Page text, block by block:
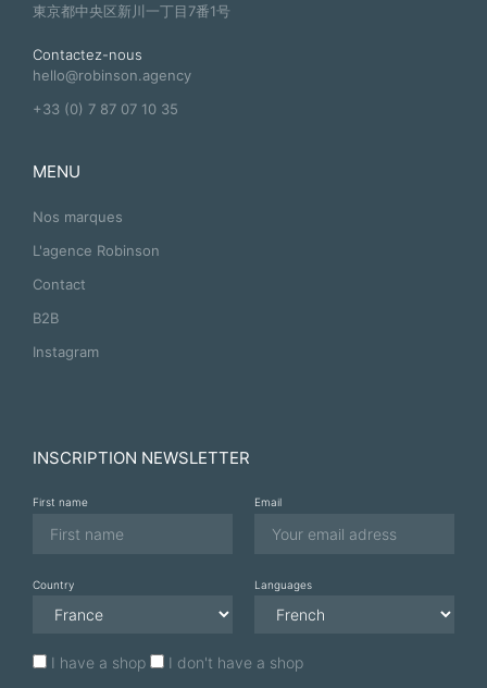
東京都中央区新川一丁目7番1号
Contactez-nous
hello@robinson.agency
+33 (0) 7 87 07 10 35
MENU
Nos marques
L'agence Robinson
Contact
B2B
Instagram
INSCRIPTION NEWSLETTER
First name Email
Country Languages
I have a shop I don't have a shop